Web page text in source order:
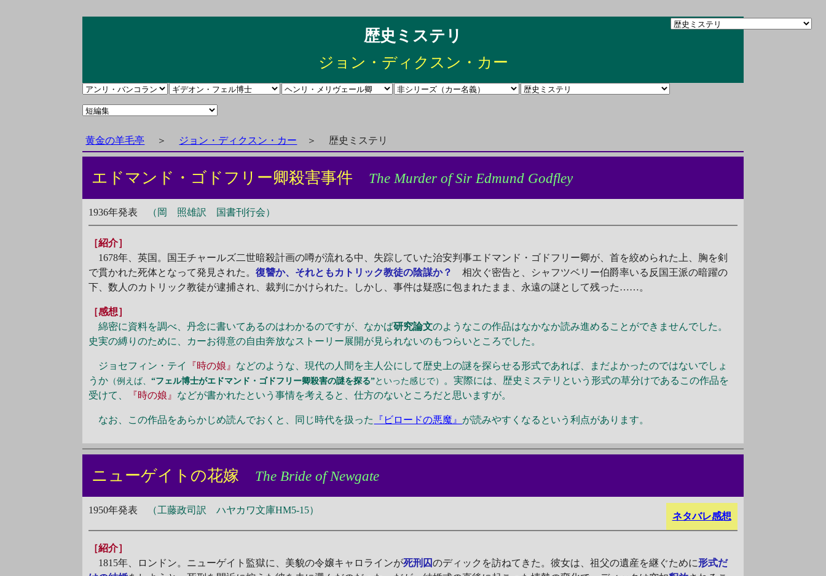
歴史ミステリ
ジョン・ディクスン・カー
黄金の羊毛亭 ＞ ジョン・ディクスン・カー ＞ 歴史ミステリ
エドマンド・ゴドフリー卿殺害事件 The Murder of Sir Edmund Godfley
1936年発表 （岡 照雄訳 国書刊行会）
［紹介］
1678年、英国。国王チャールズ二世暗殺計画の噂が流れる中、失踪していた治安判事エドマンド・ゴドフリー卿が、首を絞められた上、胸を剣
で貫かれた死体となって発見された。復讐か、それともカトリック教徒の陰謀か？
相次ぐ密告と、シャフツベリー伯爵率いる反国王派の暗躍の
下、数人のカトリック教徒が逮捕され、裁判にかけられた。しかし、事件は疑惑に包まれたまま、永遠の謎として残った……。
［感想］
綿密に資料を調べ、丹念に書いてあるのはわかるのですが、なかば研究論文のようなこの作品はなかなか読み進めることができませんでした。
史実の縛りのために、カーお得意の自由奔放なストーリー展開が見られないのもつらいところでした。
ジョセフィン・テイ 『時の娘』 などのような、現代の人間を主人公にして歴史上の謎を探らせる形式であれば、まだよかったのではないでしょ
うか （例えば、“フェル博士がエドマンド・ゴドフリー卿殺害の謎を探る”といった感じで）
。実際には、歴史ミステリという形式の草分けであるこの作品を
受けて、
『時の娘』 などが書かれたという事情を考えると、仕方のないところだと思いますが。
なお、この作品をあらかじめ読んでおくと、同じ時代を扱った 『ビロードの悪魔』 が読みやすくなるという利点があります。
ニューゲイトの花嫁 The Bride of Newgate
ネタバレ感想
1950年発表 （工藤政司訳 ハヤカワ文庫HM5-15）
［紹介］
1815年、ロンドン。ニューゲイト監獄に、美貌の令嬢キャロラインが死刑囚のディックを訪ねてきた。彼女は、祖父の遺産を継ぐために形式だ